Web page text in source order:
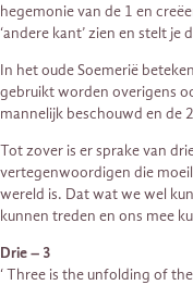
hegemonie van de 1 en
‘andere kant’ zien en stelt je
In het oude Soemerië
gebruikt worden overigens
mannelijk beschouwd en de
Tot zover is er sprake van
vertegenwoordigen die
wereld is. Dat wat we wel
kunnen treden en ons mee
Drie – 3
‘ Three is the unfolding of